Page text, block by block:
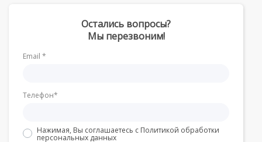
Остались вопросы?
Мы перезвоним!
Email *
Телефон*
Нажимая, Вы соглашаетесь с Политикой обработки
персональных данных